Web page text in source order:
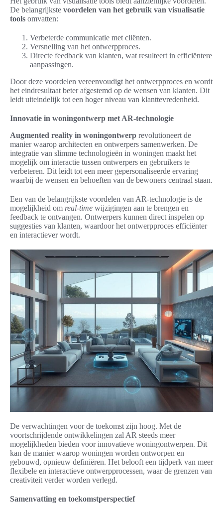
De belangrijkste voordelen van het gebruik van visualisatie
tools omvatten:
Verbeterde communicatie met cliënten.
Versnelling van het ontwerpproces.
Directe feedback van klanten, wat resulteert in efficiëntere
aanpassingen.
Door deze voordelen vereenvoudigt het ontwerpproces en wordt
het eindresultaat beter afgestemd op de wensen van klanten. Dit
leidt uiteindelijk tot een hoger niveau van klanttevredenheid.
Innovatie in woningontwerp met AR-technologie
Augmented reality in woningontwerp revolutioneert de
manier waarop architecten en ontwerpers samenwerken. De
integratie van slimme technologieën in woningen maakt het
mogelijk om interactie tussen ontwerpers en gebruikers te
verbeteren. Dit leidt tot een meer gepersonaliseerde ervaring
waarbij de wensen en behoeften van de bewoners centraal staan.
Een van de belangrijkste voordelen van AR-technologie is de
mogelijkheid om real-time wijzigingen aan te brengen en
feedback te ontvangen. Ontwerpers kunnen direct inspelen op
suggesties van klanten, waardoor het ontwerpproces efficiënter
en interactiever wordt.
De verwachtingen voor de toekomst zijn hoog. Met de
voortschrijdende ontwikkelingen zal AR steeds meer
mogelijkheden bieden voor innovatieve woningontwerpen. Dit
kan de manier waarop woningen worden ontworpen en
gebouwd, opnieuw definiëren. Het belooft een tijdperk van meer
flexibele en interactieve ontwerpprocessen, waar de grenzen van
creativiteit verder worden verlegd.
Samenvatting en toekomstperspectief